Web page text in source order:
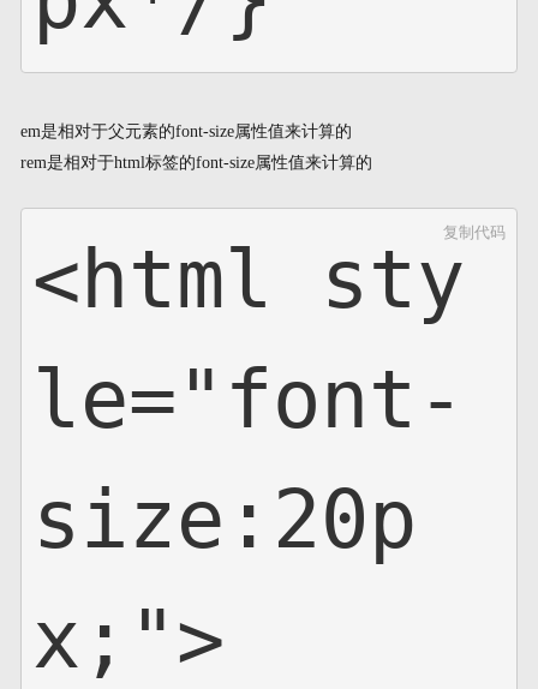
em是相对于父元素的font-size属性值来计算的
rem是相对于html标签的font-size属性值来计算的
复制代码
<html sty
le="font-
size:20p
x;">